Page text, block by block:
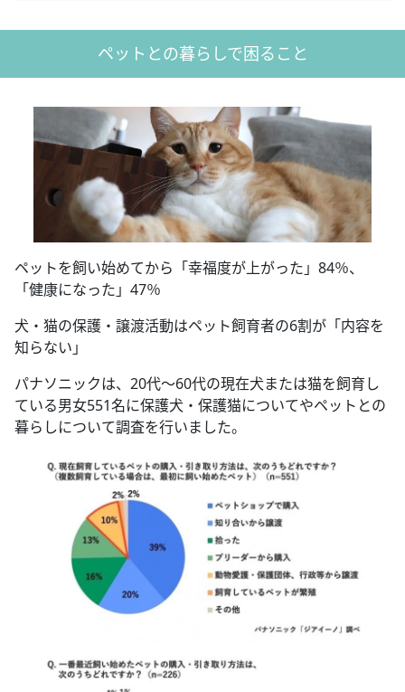
ペットとの暮らしで困ること
ペットを飼い始めてから「幸福度が上がった」84％、
「健康になった」47％
犬・猫の保護・譲渡活動はペット飼育者の6割が「内容を
知らない」
パナソニックは、20代～60代の現在犬または猫を飼育し
ている男女551名に保護犬・保護猫についてやペットとの
暮らしについて調査を行いました。